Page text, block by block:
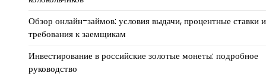
Обзор онлайн-займов: условия выдачи, процентные ставки и
требования к заемщикам
Инвестирование в российские золотые монеты: подробное
руководство